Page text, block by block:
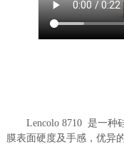
Lencolo 8710 是一种
膜表面硬度及手感，优异